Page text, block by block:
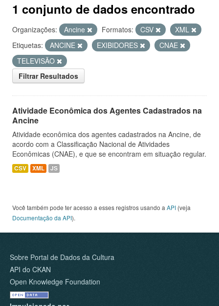
1 conjunto de dados encontrado
Organizações: Ancine Formatos: CSV
XML
Etiquetas:
ANCINE EXIBIDORES
CNAE
TELEVISÃO
Filtrar Resultados
Atividade Econômica dos Agentes Cadastrados na
Ancine
Atividade econômica dos agentes cadastrados na Ancine, de
acordo com a Classificação Nacional de Atividades
Econômicas (CNAE), e que se encontram em situação regular.
CSV XML JS
Você também pode ter acesso a esses registros usando a API (veja
Documentação da API).
Sobre Portal de Dados da Cultura
API do CKAN
Open Knowledge Foundation